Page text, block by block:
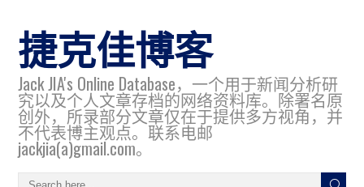
捷克佳博客
Jack JIA's Online Database，一个用于新闻分析研
究以及个人文章存档的网络资料库。除署名原
创外，所录部分文章仅在于提供多方视角，并
不代表博主观点。联系电邮
jackjia(a)gmail.com。